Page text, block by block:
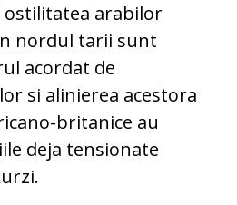
ostilitatea arabilor
nordul tarii sunt
acordat de
si alinierea acestora
britanice au
deja tensionate